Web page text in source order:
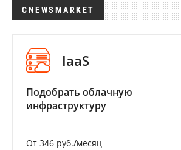
CNEWSMARKET
IaaS
Подобрать облачную
инфраструктуру
От 346 руб./месяц